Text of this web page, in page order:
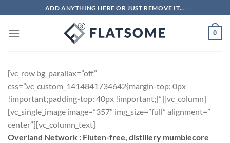
to
content
ADD ANYTHING HERE OR JUST REMOVE IT...
0
[vc_row bg_parallax=”off”
css=”.vc_custom_1414841734642{margin-top: 0px
!important;padding-top: 40px !important;}”][vc_column]
[vc_single_image image=”357″ img_size=”full” alignment=”
center”][vc_column_text]
Overland Network : Fluten-free, distillery mumblecore